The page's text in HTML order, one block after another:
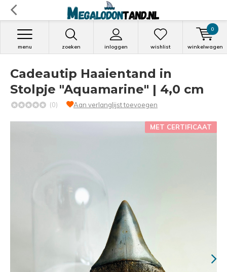
zoeken inloggen
menu wishlist winkelwagen
0
Cadeautip Haaientand in
Stolpje "Aquamarine" | 4,0 cm
(0) Aan verlanglijst toevoegen
MET CERTIFICAAT